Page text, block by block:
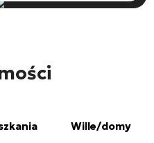
Wille/domy